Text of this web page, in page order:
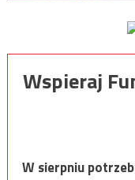
Wspieraj
W sierpniu